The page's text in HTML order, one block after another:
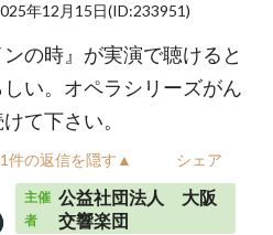
年12月15日(ID:233951)
ンの時』が実演で聴けると
い。オペラシリーズがん
て下さい。
1件の返信を隠す▲ シェア
主催
者
公益社団法人 大阪
交響楽団